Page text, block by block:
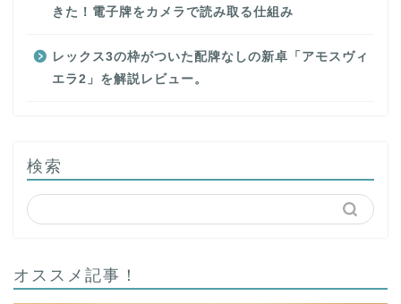
きた！電子牌をカメラで読み取る仕組み
レックス3の枠がついた配牌なしの新卓「アモスヴィ
エラ2」を解説レビュー。
検索
オススメ記事！